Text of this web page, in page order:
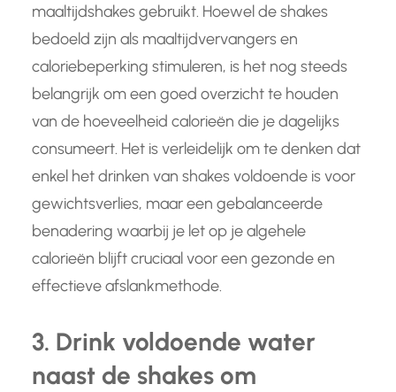
maaltijdshakes gebruikt. Hoewel de shakes
bedoeld zijn als maaltijdvervangers en
caloriebeperking stimuleren, is het nog steeds
belangrijk om een goed overzicht te houden
van de hoeveelheid calorieën die je dagelijks
consumeert. Het is verleidelijk om te denken dat
enkel het drinken van shakes voldoende is voor
gewichtsverlies, maar een gebalanceerde
benadering waarbij je let op je algehele
calorieën blijft cruciaal voor een gezonde en
effectieve afslankmethode.
3. Drink voldoende water
naast de shakes om